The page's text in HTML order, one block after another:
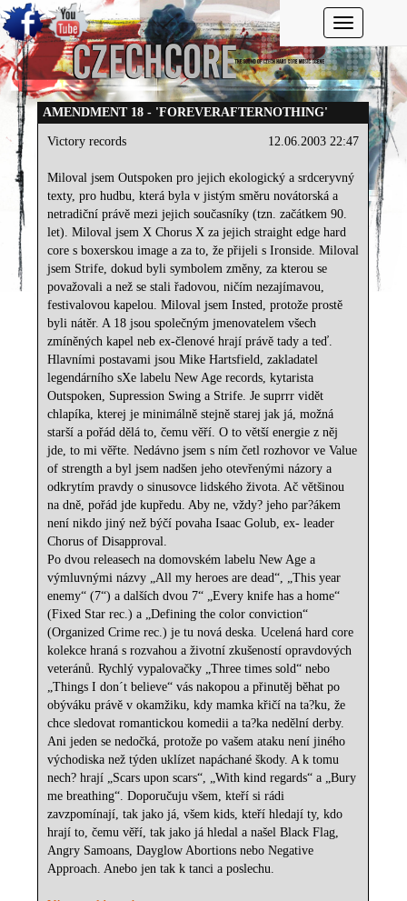
Toggle
AMENDMENT 18 - 'FOREVERAFTERNOTHING'
12.06.2003 22:47
Victory records
Miloval jsem Outspoken pro jejich ekologický a srdceryvný
texty, pro hudbu, která byla v jistým směru novátorská a
netradiční právě mezi jejich současníky (tzn. začátkem 90.
let). Miloval jsem X Chorus X za jejich straight edge hard
core s boxerskou image a za to, že přijeli s Ironside. Miloval
jsem Strife, dokud byli symbolem změny, za kterou se
považovali a než se stali řadovou, ničím nezajímavou,
festivalovou kapelou. Miloval jsem Insted, protože prostě
byli nátěr. A 18 jsou společným jmenovatelem všech
zmíněných kapel neb ex-členové hrají právě tady a teď.
Hlavními postavami jsou Mike Hartsfield, zakladatel
legendárního sXe labelu New Age records, kytarista
Outspoken, Supression Swing a Strife. Je suprrr vidět
chlapíka, kterej je minimálně stejně starej jak já, možná
starší a pořád dělá to, čemu věří. O to větší energie z něj
jde, to mi věřte. Nedávno jsem s ním četl rozhovor ve Value
of strength a byl jsem nadšen jeho otevřenými názory a
odkrytím pravdy o sinusovce lidského života. Ač většinou
na dně, pořád jde kupředu. Aby ne, vždy? jeho par?ákem
není nikdo jiný než býčí povaha Isaac Golub, ex- leader
Chorus of Disapproval.
Po dvou releasech na domovském labelu New Age a
výmluvnými názvy „All my heroes are dead“, „This year
enemy“ (7“) a dalších dvou 7“ „Every knife has a home“
(Fixed Star rec.) a „Defining the color conviction“
(Organized Crime rec.) je tu nová deska. Ucelená hard core
kolekce hraná s rozvahou a životní zkušeností opravdových
veteránů. Rychlý vypalovačky „Three times sold“ nebo
„Things I don´t believe“ vás nakopou a přinutěj běhat po
obýváku právě v okamžiku, kdy mamka křičí na ta?ku, že
chce sledovat romantickou komedii a ta?ka nedělní derby.
Ani jeden se nedočká, protože po vašem ataku není jiného
východiska než týden uklízet napáchané škody. A k tomu
nech? hrají „Scars upon scars“, „With kind regards“ a „Bury
me breathing“. Doporučuju všem, kteří si rádi
zavzpomínají, tak jako já, všem kids, kteří hledají ty, kdo
hrají to, čemu věří, tak jako já hledal a našel Black Flag,
Angry Samoans, Dayglow Abortions nebo Negative
Approach. Anebo jen tak k tanci a poslechu.